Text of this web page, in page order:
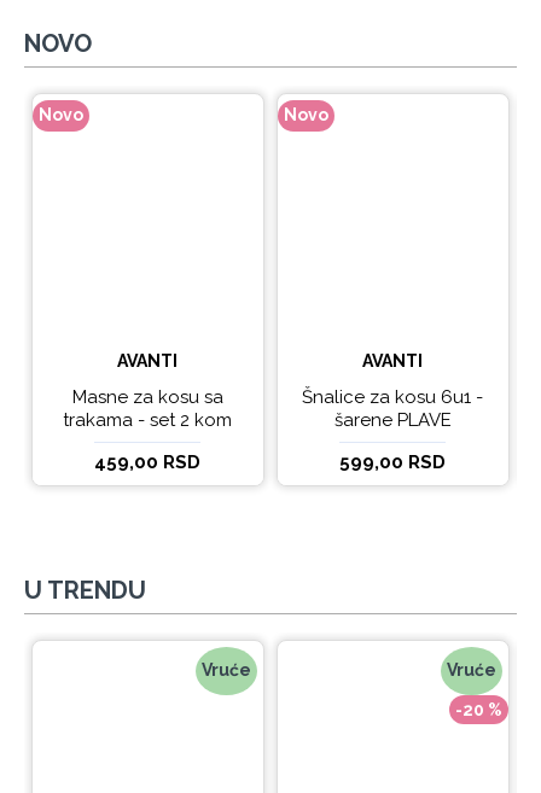
NOVO
Novo
AVANTI
Masne za kosu sa
trakama - set 2 kom
459,00 RSD
Novo
AVANTI
Šnalice za kosu 6u1 -
šarene PLAVE
599,00 RSD
U TRENDU
Vruće Vruće
-20 %